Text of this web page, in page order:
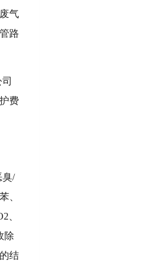
气
路
费
臭/
、
、
除
结